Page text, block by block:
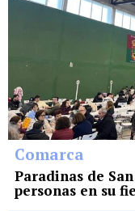
Comarca
Paradinas de
personas en su